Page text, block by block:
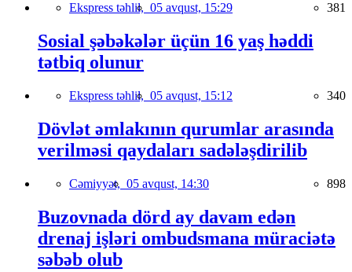
Ekspress təhlil, 05 avqust, 15:29 381
Sosial şəbəkələr üçün 16 yaş həddi
tətbiq olunur
Ekspress təhlil, 05 avqust, 15:12 340
Dövlət əmlakının qurumlar arasında
verilməsi qaydaları sadələşdirilib
Cəmiyyət, 05 avqust, 14:30 898
Buzovnada dörd ay davam edən
drenaj işləri ombudsmana müraciətə
səbəb olub